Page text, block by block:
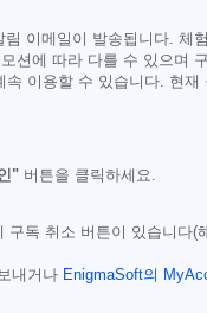
이메일이 발송됩니다.
션에 따라 다를 수 있으
이용할 수 있습니다. 현
" 버튼을 클릭하세요.
구독 취소 버튼이 있습니다
내거나 EnigmaSoft의